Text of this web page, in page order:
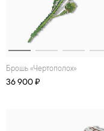
Брошь «Чертополох»
36 900 ₽